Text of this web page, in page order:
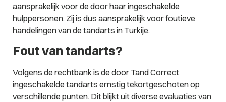
aansprakelijk voor de door haar ingeschakelde
hulppersonen. Zij is dus aansprakelijk voor foutieve
handelingen van de tandarts in Turkije.
Fout van tandarts?
Volgens de rechtbank is de door Tand Correct
ingeschakelde tandarts ernstig tekortgeschoten op
verschillende punten. Dit blijkt uit diverse evaluaties van